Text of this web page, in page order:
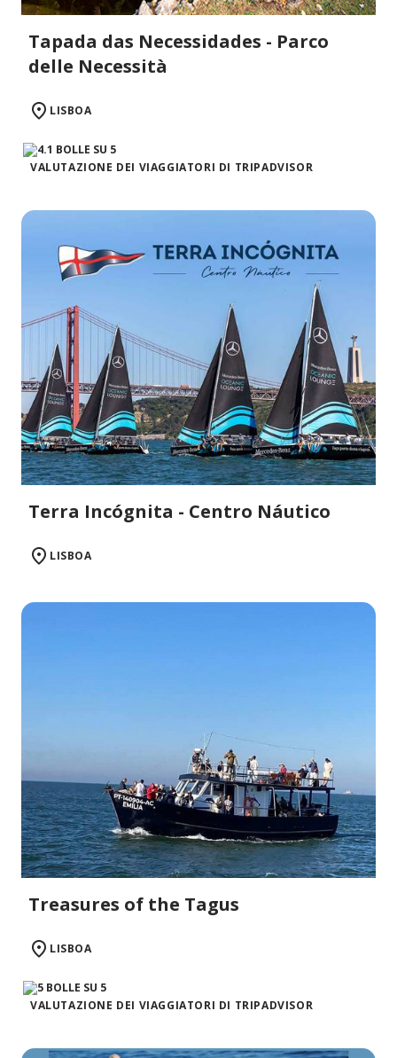
Tapada das Necessidades - Parco
delle Necessità
LISBOA
VALUTAZIONE DEI VIAGGIATORI DI TRIPADVISOR
Terra Incógnita - Centro Náutico
LISBOA
Treasures of the Tagus
LISBOA
VALUTAZIONE DEI VIAGGIATORI DI TRIPADVISOR